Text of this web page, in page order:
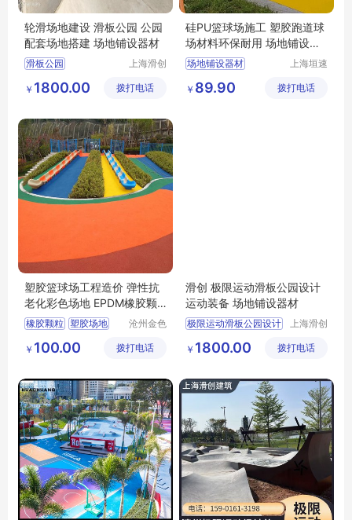
轮滑场地建设 滑板公园 公园
配套场地搭建 场地铺设器材
滑板公园
上海滑创
工程有限
￥ 1800.00 拨打电话
硅PU篮球场施工 塑胶跑道球
场材料环保耐用 场地铺设器
材
场地铺设器材
上海垣速
技有限公
￥ 89.90 拨打电话
塑胶篮球场工程造价 弹性抗
老化彩色场地 EPDM橡胶颗
粒
橡胶颗粒 塑胶场地
EPDM场地铺设
沧州金色
玩具有限
￥ 100.00 拨打电话
滑创 极限运动滑板公园设计
运动装备 场地铺设器材
极限运动滑板公园设计
滑板公园设计
上海滑创
工程有限
￥ 1800.00 拨打电话